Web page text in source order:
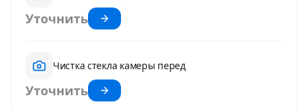
Уточнить
Чистка стекла камеры перед
Уточнить